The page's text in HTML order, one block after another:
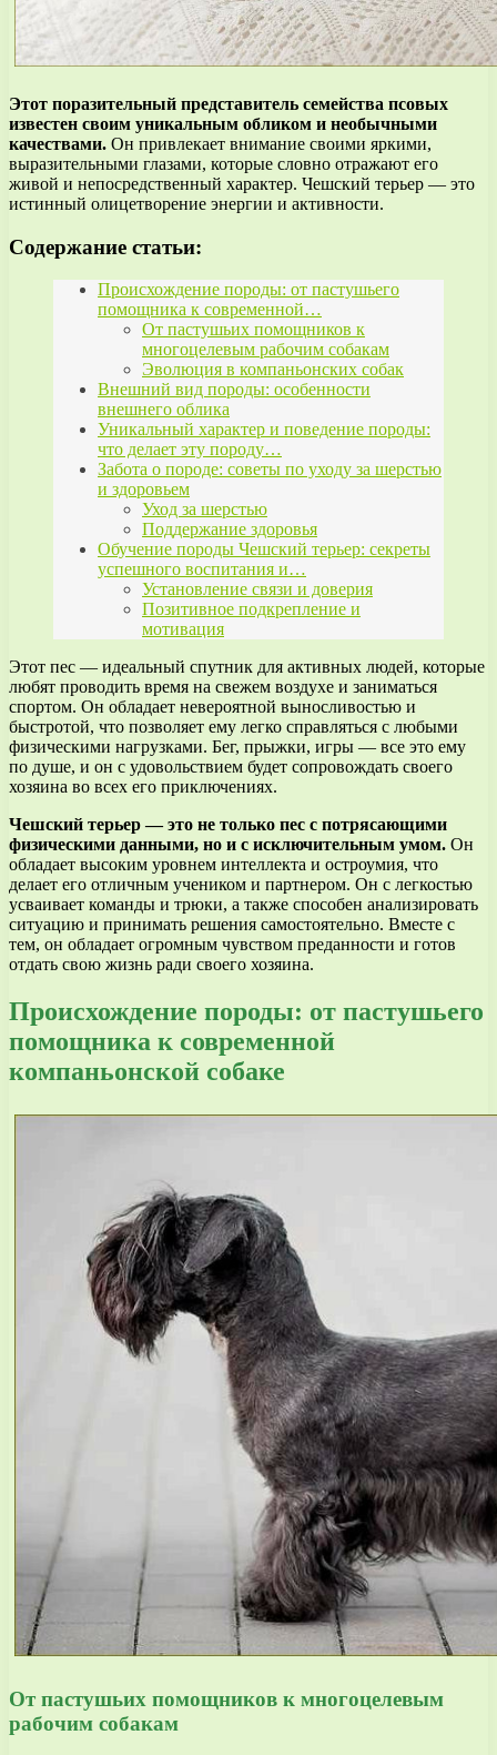
Этот поразительный представитель семейства псовых
известен своим уникальным обликом и необычными
качествами. Он привлекает внимание своими яркими,
выразительными глазами, которые словно отражают его
живой и непосредственный характер. Чешский терьер — это
истинный олицетворение энергии и активности.
Содержание статьи:
Происхождение породы: от пастушьего
помощника к современной…
От пастушьих помощников к
многоцелевым рабочим собакам
Эволюция в компаньонских собак
Внешний вид породы: особенности
внешнего облика
Уникальный характер и поведение породы:
что делает эту породу…
Забота о породе: советы по уходу за шерстью
и здоровьем
Уход за шерстью
Поддержание здоровья
Обучение породы Чешский терьер: секреты
успешного воспитания и…
Установление связи и доверия
Позитивное подкрепление и
мотивация
Этот пес — идеальный спутник для активных людей, которые
любят проводить время на свежем воздухе и заниматься
спортом. Он обладает невероятной выносливостью и
быстротой, что позволяет ему легко справляться с любыми
физическими нагрузками. Бег, прыжки, игры — все это ему
по душе, и он с удовольствием будет сопровождать своего
хозяина во всех его приключениях.
Чешский терьер — это не только пес с потрясающими
физическими данными, но и с исключительным умом. Он
обладает высоким уровнем интеллекта и остроумия, что
делает его отличным учеником и партнером. Он с легкостью
усваивает команды и трюки, а также способен анализировать
ситуацию и принимать решения самостоятельно. Вместе с
тем, он обладает огромным чувством преданности и готов
отдать свою жизнь ради своего хозяина.
Происхождение породы: от пастушьего
помощника к современной
компаньонской собаке
От пастушьих помощников к многоцелевым
рабочим собакам